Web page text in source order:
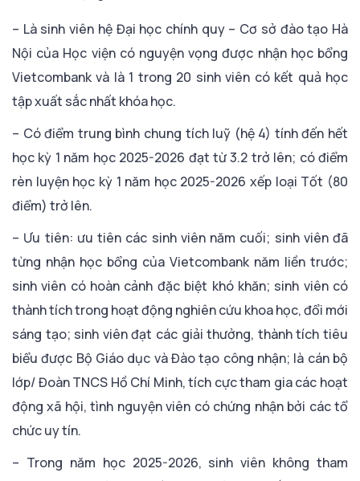
– Là sinh viên hệ Đại học chính quy – Cơ sở đào tạo Hà
Nội của Học viện có nguyện vọng được nhận học bổng
Vietcombank và là 1 trong 20 sinh viên có kết quả học
tập xuất sắc nhất khóa học.
– Có điểm trung bình chung tích luỹ (hệ 4) tính đến hết
học kỳ 1 năm học 2025-2026 đạt từ 3.2 trở lên; có điểm
rèn luyện học kỳ 1 năm học 2025-2026 xếp loại Tốt (80
điểm) trở lên.
– Ưu tiên: ưu tiên các sinh viên năm cuối; sinh viên đã
từng nhận học bổng của Vietcombank năm liền trước;
sinh viên có hoàn cảnh đặc biệt khó khăn; sinh viên có
thành tích trong hoạt động nghiên cứu khoa học, đổi mới
sáng tạo; sinh viên đạt các giải thưởng, thành tích tiêu
biểu được Bộ Giáo dục và Đào tạo công nhận; là cán bộ
lớp/ Đoàn TNCS Hồ Chí Minh, tích cực tham gia các hoạt
động xã hội, tình nguyện viên có chứng nhận bởi các tổ
chức uy tín.
– Trong năm học 2025-2026, sinh viên không tham